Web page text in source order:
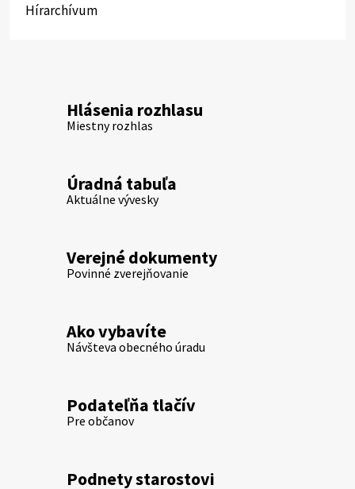
Hírarchívum
Hlásenia rozhlasu
Miestny rozhlas
Úradná tabuľa
Aktuálne vývesky
Verejné dokumenty
Povinné zverejňovanie
Ako vybavíte
Návšteva obecného úradu
Podateľňa tlačív
Pre občanov
Podnety starostovi